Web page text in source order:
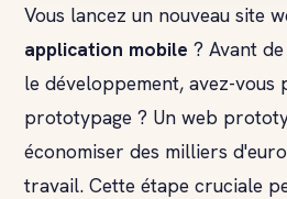
Vous lancez un nouveau site
application mobile ? Avant
le développement, avez-vous
prototypage ? Un web
économiser des milliers
travail. Cette étape cruciale